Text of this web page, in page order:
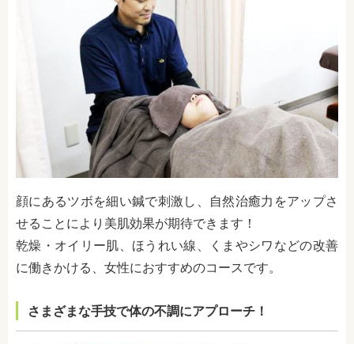
顔にあるツボを細い鍼で刺激し、自然治癒力をアップさ
せることにより美肌効果が期待できます！
乾燥・オイリー肌、ほうれい線、くまやシワなどの改善
に働きかける、女性におすすめのコースです。
さまざまな手技で体の不調にアプローチ！